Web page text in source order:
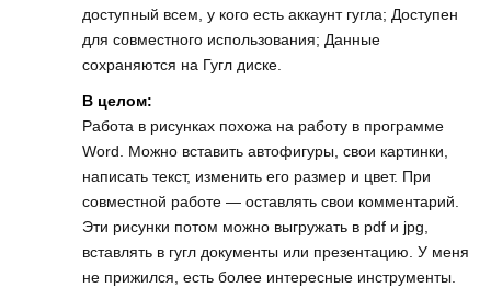
доступный всем, у кого есть аккаунт гугла; Доступен
для совместного использования; Данные
сохраняются на Гугл диске.
В целом:
Работа в рисунках похожа на работу в программе
Word. Можно вставить автофигуры, свои картинки,
написать текст, изменить его размер и цвет. При
совместной работе — оставлять свои комментарий.
Эти рисунки потом можно выгружать в pdf и jpg,
вставлять в гугл документы или презентацию. У меня
не прижился, есть более интересные инструменты.